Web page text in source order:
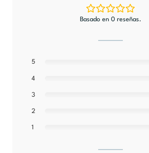
Basado en 0 reseñas.
5
4
3
2
1